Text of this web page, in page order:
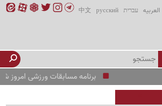
العربیه עברית русский
中文
برنامه مسابقات ورزشی امروز شنبه 17 مرداد 1405 /از منچستریونایتد و PSG تا رئال و بارسلونا